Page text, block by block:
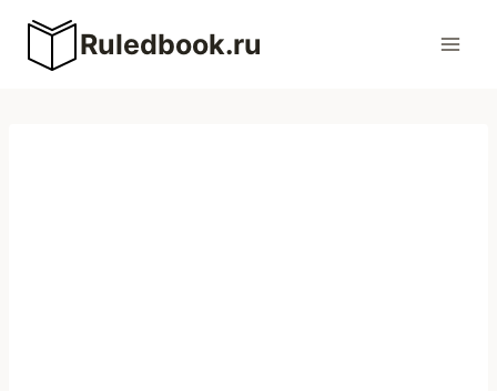
Перейти
содержимому
Ruledbook.ru